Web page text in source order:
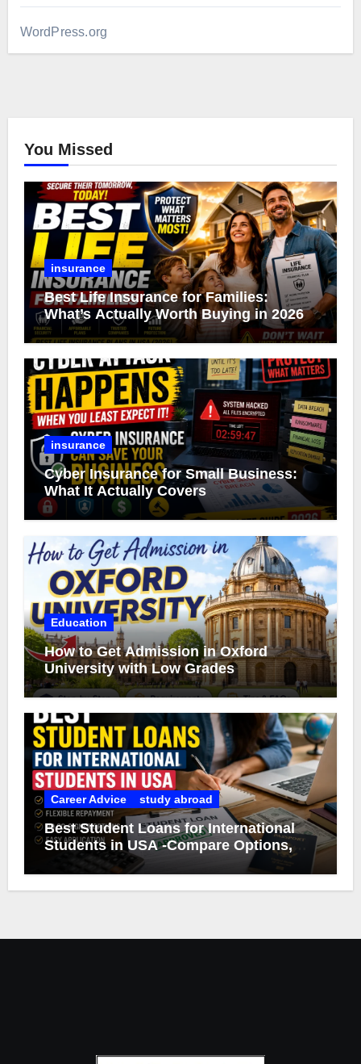
WordPress.org
You Missed
insurance
Best Life Insurance for Families:
What’s Actually Worth Buying in 2026
insurance
Cyber Insurance for Small Business:
What It Actually Covers
Education
How to Get Admission in Oxford
University with Low Grades
Career Advice study abroad
Best Student Loans for International
Students in USA -Compare Options,
Eligibility & Smart Borrowing Tips